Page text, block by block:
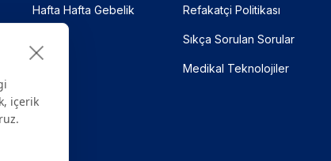
Hafta Hafta Gebelik Refakatçi Politikası
Sıkça Sorulan Sorular
Medikal Teknolojiler
içerik